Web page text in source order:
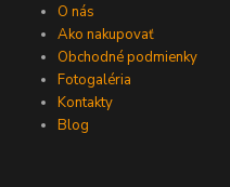
O nás
Ako nakupovať
Obchodné podmienky
Fotogaléria
Kontakty
Blog